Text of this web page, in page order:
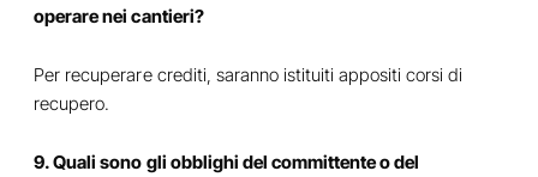
operare nei cantieri?
Per recuperare crediti, saranno istituiti appositi corsi di
recupero.
9. Quali sono gli obblighi del committente o del